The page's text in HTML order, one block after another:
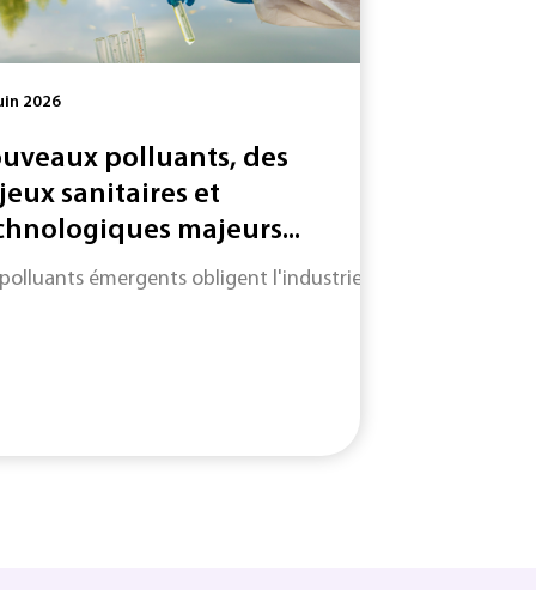
2026
polluants, des
sanitaires et
majeurs...
polluants émergents obligent l'industrie à adapter des